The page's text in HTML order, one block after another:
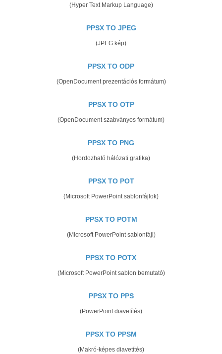
(Hyper Text Markup Language)
PPSX TO JPEG
(JPEG kép)
PPSX TO ODP
(OpenDocument prezentációs formátum)
PPSX TO OTP
(OpenDocument szabványos formátum)
PPSX TO PNG
(Hordozható hálózati grafika)
PPSX TO POT
(Microsoft PowerPoint sablonfájlok)
PPSX TO POTM
(Microsoft PowerPoint sablonfájl)
PPSX TO POTX
(Microsoft PowerPoint sablon bemutató)
PPSX TO PPS
(PowerPoint diavetítés)
PPSX TO PPSM
(Makró-képes diavetítés)